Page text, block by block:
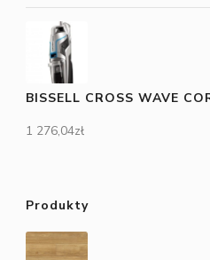
BISSELL CROSS WAVE
1 276,04zł
Produkty